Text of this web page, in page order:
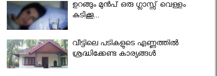
ഉറങ്ങും മുന്‍പ് ഒരു ഗ്ലാസ്സ് വെള്ളം
കുടിക്കൂ...
വീട്ടിലെ പടികളുടെ എണ്ണത്തിൽ
ശ്രദ്ധിക്കേണ്ട കാര്യങ്ങൾ